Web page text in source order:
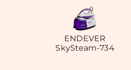
ENDEVER
SkySteam-734